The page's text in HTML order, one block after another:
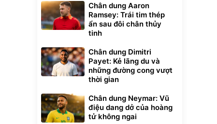
Chân dung Aaron
Ramsey: Trái tim thép
ẩn sau đôi chân thủy
tinh
Chân dung Dimitri
Payet: Kẻ lãng du và
những đường cong vượt
thời gian
Chân dung Neymar: Vũ
điệu dang dở của hoàng
tử không ngai